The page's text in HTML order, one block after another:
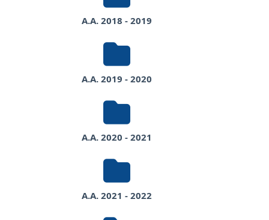
A.A. 2018 - 2019
A.A. 2019 - 2020
A.A. 2020 - 2021
A.A. 2021 - 2022